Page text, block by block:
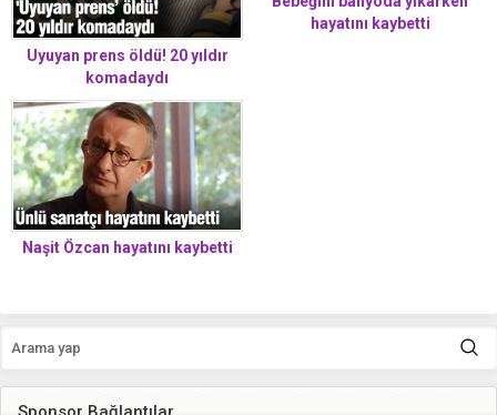
Uyuyan prens öldü! 20 yıldır
komadaydı
hayatını kaybetti
Naşit Özcan hayatını kaybetti